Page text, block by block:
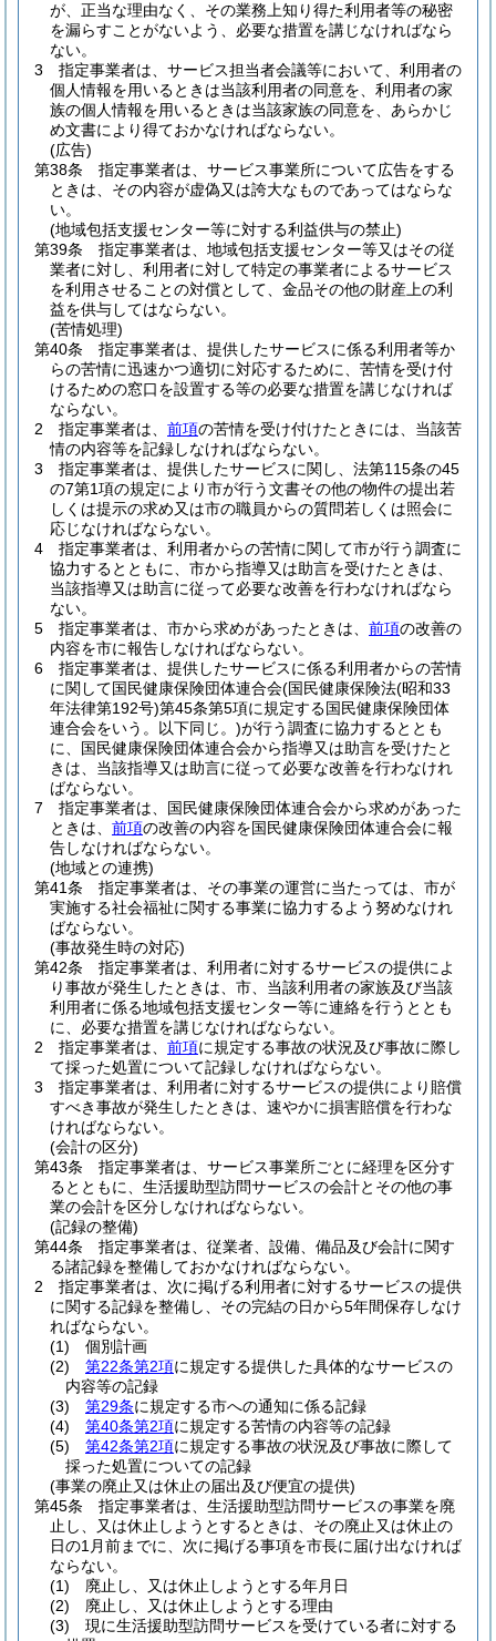
が、正当な理由なく、その業務上知り得た利用者等の秘密
を漏らすことがないよう、必要な措置を講じなければなら
ない。
3
指定事業者は、サービス担当者会議等において、利用者の
個人情報を用いるときは当該利用者の同意を、利用者の家
族の個人情報を用いるときは当該家族の同意を、あらかじ
め文書により得ておかなければならない。
(広告)
第38条
指定事業者は、サービス事業所について広告をする
ときは、その内容が虚偽又は誇大なものであってはならな
い。
(地域包括支援センター等に対する利益供与の禁止)
第39条
指定事業者は、地域包括支援センター等又はその従
業者に対し、利用者に対して特定の事業者によるサービス
を利用させることの対償として、金品その他の財産上の利
益を供与してはならない。
(苦情処理)
第40条
指定事業者は、提供したサービスに係る利用者等か
らの苦情に迅速かつ適切に対応するために、苦情を受け付
けるための窓口を設置する等の必要な措置を講じなければ
ならない。
2
指定事業者は、 前項の苦情を受け付けたときには、当該苦
情の内容等を記録しなければならない。
3
指定事業者は、提供したサービスに関し、法第115条の45
の7第1項の規定により市が行う文書その他の物件の提出若
しくは提示の求め又は市の職員からの質問若しくは照会に
応じなければならない。
4
指定事業者は、利用者からの苦情に関して市が行う調査に
協力するとともに、市から指導又は助言を受けたときは、
当該指導又は助言に従って必要な改善を行わなければなら
ない。
5
指定事業者は、市から求めがあったときは、 前項の改善の
内容を市に報告しなければならない。
6
指定事業者は、提供したサービスに係る利用者からの苦情
に関して国民健康保険団体連合会(国民健康保険法(昭和33
年法律第192号)第45条第5項に規定する国民健康保険団体
連合会をいう。以下同じ。)が行う調査に協力するととも
に、国民健康保険団体連合会から指導又は助言を受けたと
きは、当該指導又は助言に従って必要な改善を行わなけれ
ばならない。
7
指定事業者は、国民健康保険団体連合会から求めがあった
ときは、 前項の改善の内容を国民健康保険団体連合会に報
告しなければならない。
(地域との連携)
第41条
指定事業者は、その事業の運営に当たっては、市が
実施する社会福祉に関する事業に協力するよう努めなけれ
ばならない。
(事故発生時の対応)
第42条
指定事業者は、利用者に対するサービスの提供によ
り事故が発生したときは、市、当該利用者の家族及び当該
利用者に係る地域包括支援センター等に連絡を行うととも
に、必要な措置を講じなければならない。
2
指定事業者は、 前項に規定する事故の状況及び事故に際し
て採った処置について記録しなければならない。
3
指定事業者は、利用者に対するサービスの提供により賠償
すべき事故が発生したときは、速やかに損害賠償を行わな
ければならない。
(会計の区分)
第43条
指定事業者は、サービス事業所ごとに経理を区分す
るとともに、生活援助型訪問サービスの会計とその他の事
業の会計を区分しなければならない。
(記録の整備)
第44条
指定事業者は、従業者、設備、備品及び会計に関す
る諸記録を整備しておかなければならない。
2
指定事業者は、次に掲げる利用者に対するサービスの提供
に関する記録を整備し、その完結の日から5年間保存しなけ
ればならない。
(1)
個別計画
(2)
第22条第2項に規定する提供した具体的なサービスの
内容等の記録
(3)
第29条に規定する市への通知に係る記録
(4)
第40条第2項に規定する苦情の内容等の記録
(5)
第42条第2項に規定する事故の状況及び事故に際して
採った処置についての記録
(事業の廃止又は休止の届出及び便宜の提供)
第45条
指定事業者は、生活援助型訪問サービスの事業を廃
止し、又は休止しようとするときは、その廃止又は休止の
日の1月前までに、次に掲げる事項を市長に届け出なければ
ならない。
(1)
廃止し、又は休止しようとする年月日
(2)
廃止し、又は休止しようとする理由
(3)
現に生活援助型訪問サービスを受けている者に対する